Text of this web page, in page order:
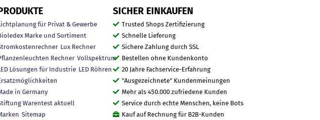
für Privat & Gewerbe
Marke und Sortiment
Lux Rechner
Rechner Vollspektrum
Lösungen für Industrie LED Röhren
in Germany
Warentest aktuell
Sitemap
SICHER EINKAUFEN
Trusted Shops Zertifizierung
Schnelle Lieferung
Sichere Zahlung durch SSL
Bestellen ohne Kundenkonto
20 Jahre Fachservice-Erfahrung
"Ausgezeichnete" Kundenmeinungen
Mehr als 450.000 zufriedene Kunden
Service durch echte Menschen, keine Bots
Kauf auf Rechnung für B2B-Kunden